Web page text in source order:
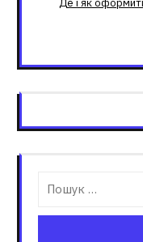
Де і як